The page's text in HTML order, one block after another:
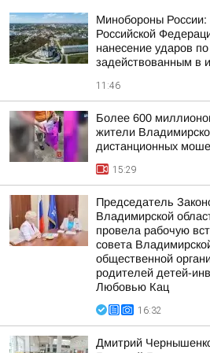
Минобороны
Российской
нанесение ударов
задействованным в
11:46
Более 600
жители
дистанционных
15:29
Председатель
Владимирской
провела рабочую
совета
общественной
родителей детей-
Любовью Кац
16:32
Дмитрий